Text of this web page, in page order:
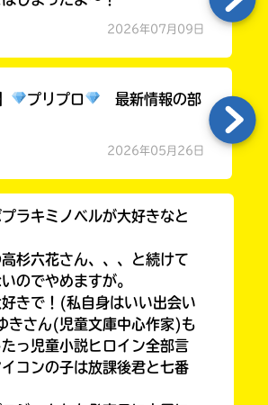
2026年07月09日
プリプロ
最新情報の部
2026年05月26日
ラキミノベルが大好きなと
杉六花さん、、、と続けて
のでやめますが。
きで！(私自身はいい出会い
きさん(児童文庫中心作家)も
っ児童小説ヒロイン全部言
コンの子は放課後君と七番
る